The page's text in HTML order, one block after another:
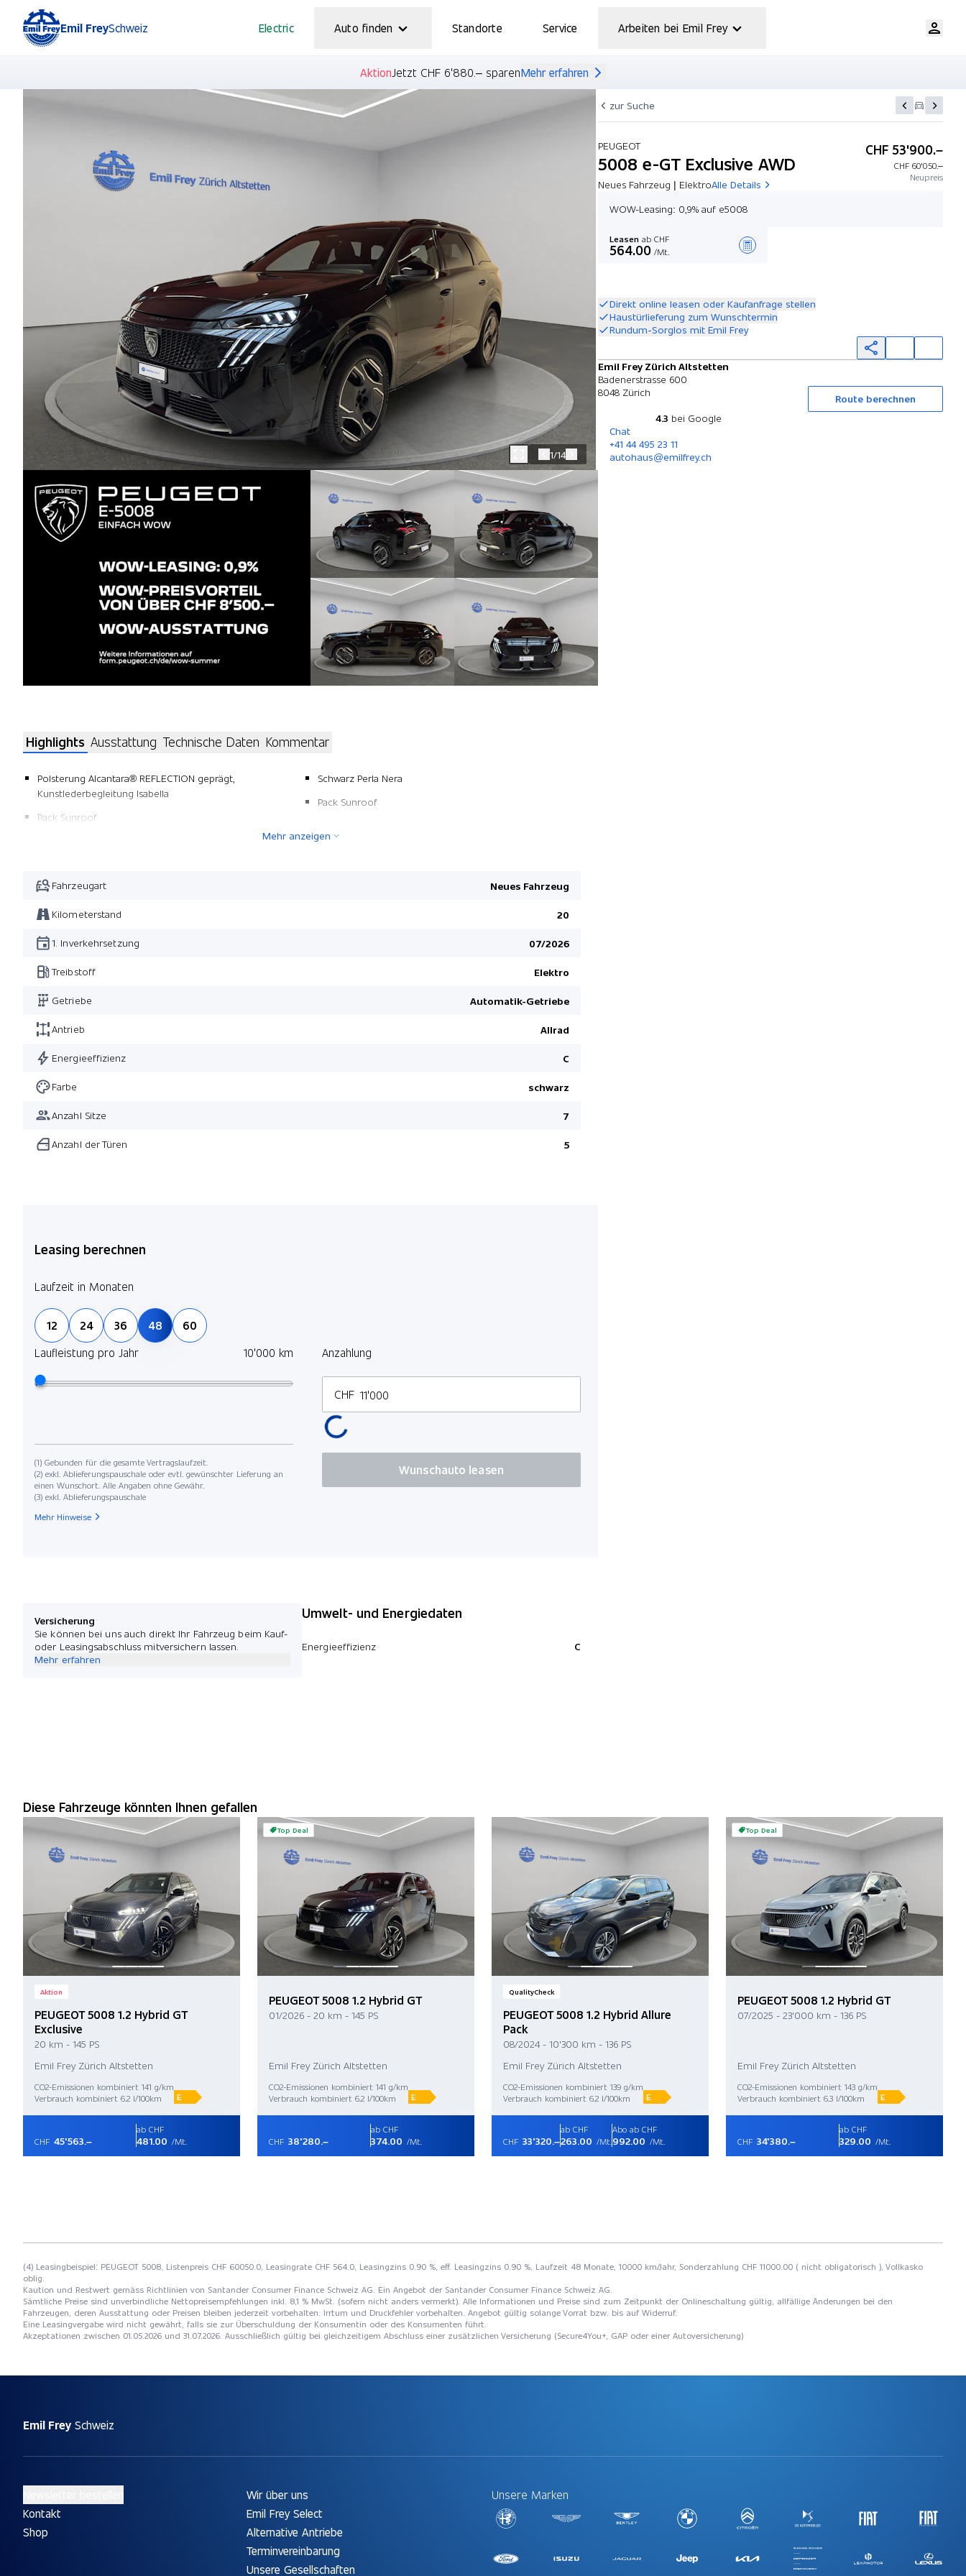
Emil FreySchweiz Electric Auto finden Standorte Service Arbeiten bei Emil Frey
AktionJetzt CHF 6'880.– sparenMehr erfahren
zur Suche
PEUGEOT
5008 e-GT Exclusive AWD
Neues Fahrzeug | ElektroAlle Details
CHF 53'900.–
CHF 60'050.–
Neupreis
WOW-Leasing: 0,9% auf e5008
Leasen ab CHF
564.00 /Mt.
Direkt online leasen oder Kaufanfrage stellen
Haustürlieferung zum Wunschtermin
Rundum-Sorglos mit Emil Frey
Emil Frey Zürich Altstetten
Badenerstrasse 600
8048 Zürich
Route berechnen
4.3 bei Google
Chat
+41 44 495 23 11
autohaus@emilfrey.ch
1/14
Highlights Ausstattung Technische Daten Kommentar
Polsterung Alcantara® REFLECTION geprägt,
Kunstlederbegleitung Isabella
Pack Sunroof
Schwarz Perla Nera
Pack Sunroof
Mehr anzeigen
Fahrzeugart Neues Fahrzeug
Kilometerstand 20
1. Inverkehrsetzung 07/2026
Treibstoff Elektro
Getriebe Automatik-Getriebe
Antrieb Allrad
Energieeffizienz C
Farbe schwarz
Anzahl Sitze 7
Anzahl der Türen 5
Leasing berechnen
Laufzeit in Monaten
12 24 36 48
60
Laufleistung pro Jahr
10'000 km Anzahlung
CHF
(1) Gebunden für die gesamte Vertragslaufzeit.
(2) exkl. Ablieferungspauschale oder evtl. gewünschter Lieferung an
einen Wunschort. Alle Angaben ohne Gewähr.
(3) exkl. Ablieferungspauschale
Wunschauto leasen
Mehr Hinweise
Versicherung
Sie können bei uns auch direkt Ihr Fahrzeug beim Kauf-
oder Leasingsabschluss mitversichern lassen.
Mehr erfahren
Umwelt- und Energiedaten
Energieeffizienz C
Diese Fahrzeuge könnten Ihnen gefallen
Aktion
PEUGEOT 5008 1.2 Hybrid GT
Exclusive
20 km - 145 PS
Emil Frey Zürich Altstetten
CO2-Emissionen kombiniert 141 g/km
Verbrauch kombiniert 6.2 l/100km
E
CHF 45'563.–
ab CHF
481.00 /Mt.
Top Deal
PEUGEOT 5008 1.2 Hybrid GT
01/2026 - 20 km - 145 PS
Emil Frey Zürich Altstetten
CO2-Emissionen kombiniert 141 g/km
Verbrauch kombiniert 6.2 l/100km
E
CHF 38'280.–
ab CHF
374.00 /Mt.
QualityCheck
PEUGEOT 5008 1.2 Hybrid Allure
Pack
08/2024 - 10'300 km - 136 PS
Emil Frey Zürich Altstetten
CO2-Emissionen kombiniert 139 g/km
Verbrauch kombiniert 6.2 l/100km
E
CHF 33'320.–
ab CHF
263.00 /Mt.
Abo ab CHF
992.00 /Mt.
Top Deal
PEUGEOT 5008 1.2 Hybrid GT
07/2025 - 23'000 km - 136 PS
Emil Frey Zürich Altstetten
CO2-Emissionen kombiniert 143 g/km
Verbrauch kombiniert 6.3 l/100km
E
CHF 34'380.–
ab CHF
329.00 /Mt.
(4) Leasingbeispiel: PEUGEOT 5008, Listenpreis CHF 60050.0, Leasingrate CHF 564.0, Leasingzins 0.90 %, eff. Leasingzins 0.90 %, Laufzeit 48 Monate, 10000 km/Jahr, Sonderzahlung CHF 11000.00 ( nicht obligatorisch ), Vollkasko
oblig.
Kaution und Restwert gemäss Richtlinien von Santander Consumer Finance Schweiz AG. Ein Angebot der Santander Consumer Finance Schweiz AG.
Sämtliche Preise sind unverbindliche Nettopreisempfehlungen inkl. 8,1 % MwSt. (sofern nicht anders vermerkt). Alle Informationen und Preise sind zum Zeitpunkt der Onlineschaltung gültig, allfällige Änderungen bei den
Fahrzeugen, deren Ausstattung oder Preisen bleiben jederzeit vorbehalten. Irrtum und Druckfehler vorbehalten. Angebot gültig solange Vorrat bzw. bis auf Widerruf.
Eine Leasingvergabe wird nicht gewährt, falls sie zur Überschuldung der Konsumentin oder des Konsumenten führt.
Akzeptationen zwischen 01.05.2026 und 31.07.2026. Ausschließlich gültig bei gleichzeitigem Abschluss einer zusätzlichen Versicherung (Secure4You+, GAP oder einer Autoversicherung)
Emil Frey Schweiz
Kontakt
Shop
Wir über uns
Emil Frey Select
Alternative Antriebe
Terminvereinbarung
Unsere Gesellschaften
Unsere Marken